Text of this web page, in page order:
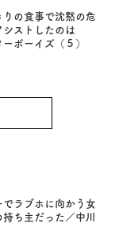
りの食事で沈黙の危
ストしたのは
ボーイズ（５）
でラブホに向かう女
ち主だった／中川